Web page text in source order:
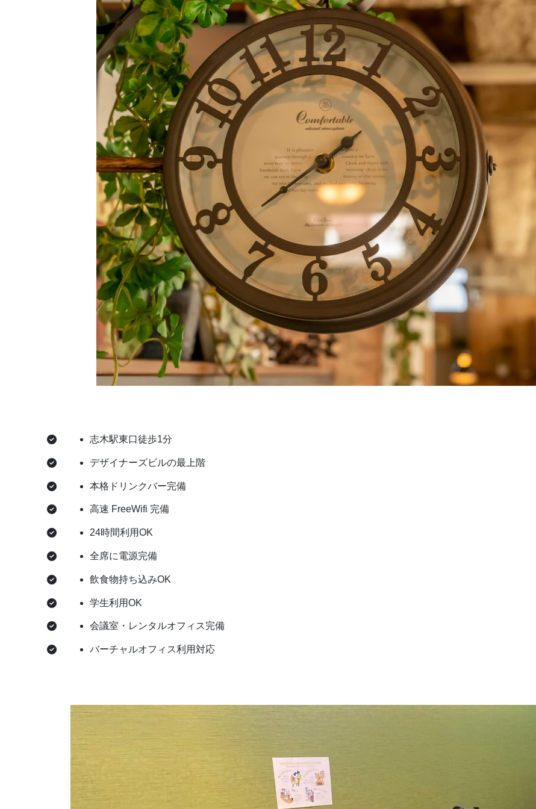
志木駅東口徒歩1分
デザイナーズビルの最上階
本格ドリンクバー完備
高速 FreeWifi 完備
24時間利用OK
全席に電源完備
飲食物持ち込みOK
学生利用OK
会議室・レンタルオフィス完備
バーチャルオフィス利用対応